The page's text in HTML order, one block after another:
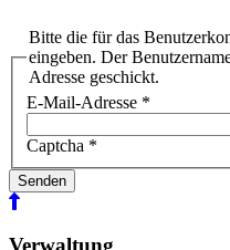
Bitte die für das
eingeben. Der
Adresse geschickt.
E-Mail-Adresse *
Captcha *
Senden
Verwaltung